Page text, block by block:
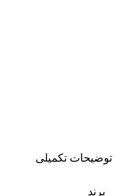
توضیحات تکمیلی
برند